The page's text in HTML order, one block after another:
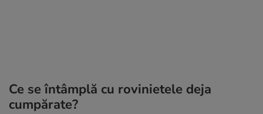
Ce se întâmplă cu rovinietele deja
cumpărate?